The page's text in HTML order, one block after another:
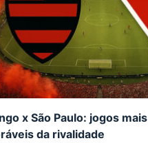
x São Paulo: jogos mais
da rivalidade